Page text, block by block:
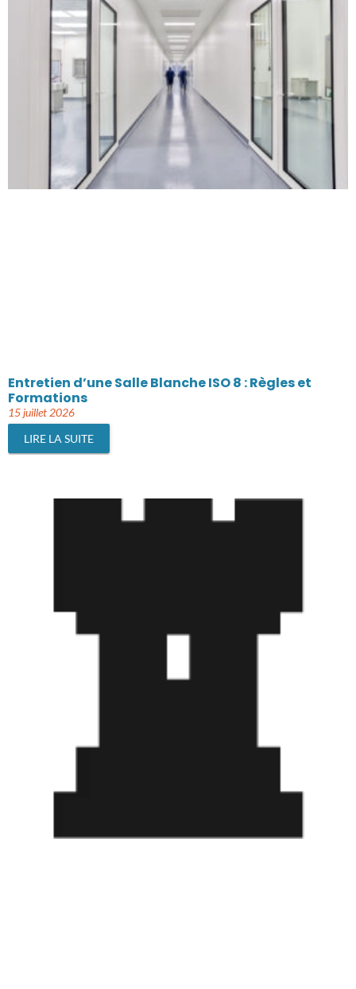
Entretien d’une Salle Blanche ISO 8 : Règles et
Formations
15 juillet 2026
LIRE LA SUITE